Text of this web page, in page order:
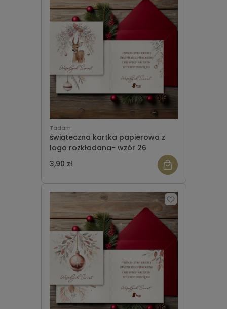
Tadam
świąteczna kartka papierowa z
logo rozkładana- wzór 26
3,90 zł